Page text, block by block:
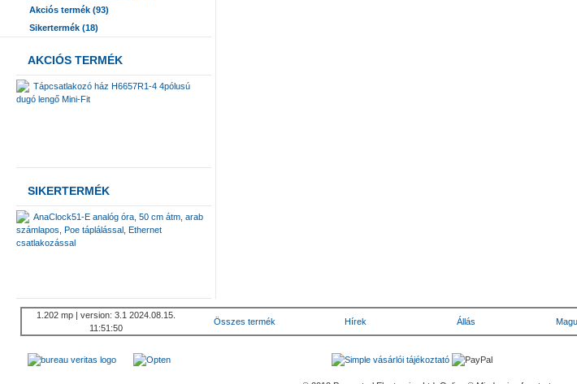
Akciós termék (93)
Sikertermék (18)
AKCIÓS TERMÉK
Tápcsatlakozó ház H6657R1-4 4pólusú
dugó lengő Mini-Fit
SIKERTERMÉK
AnaClock51-E analóg óra, 50 cm átm, arab
számlapos, Poe táplálással, Ethernet
csatlakozással
1.202 mp | version: 3.1 2024.08.15.
11:51:50
Összes termék Hírek Állás